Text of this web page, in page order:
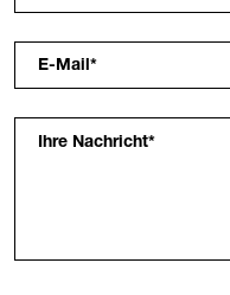
E-Mail *
Ihre Nachricht*